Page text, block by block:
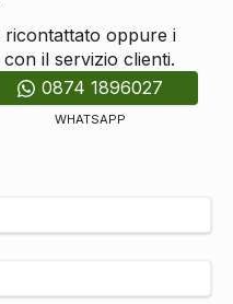
DI SERIE
ricontattato oppure i
il servizio clienti.
0874 1896027
WHATSAPP